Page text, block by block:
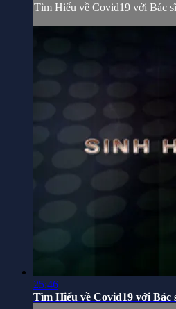
Tìm Hiểu về Covid19 với Bác
25:46
Tìm Hiểu về Covid19 với Bác